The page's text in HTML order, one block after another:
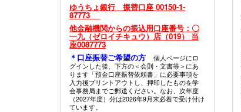
ゆうちょ銀行 振替口座 00150-1-
87773
他金融機関からの振込用口座番号：〇
一九（ゼロイチキュウ）店（019） 当
座0087773
＊口座振替ご希望の方
個人ページにロ
グインした後、下方の＜会則・文書等＞にあ
ります「預金口座振替依頼書」に必要事項を
入力後プリントアウトし、押印したものを学
会事務局までご郵送ください。なお、次年度
（2027年度）分は2026年9月末必着で受け付け
ています。